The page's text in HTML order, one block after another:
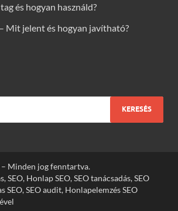
és hogyan használd?
Mit jelent és hogyan javítható?
Minden jog fenntartva.
SEO, Honlap SEO, SEO tanácsadás, SEO
SEO, SEO audit, Honlapelemzés SEO